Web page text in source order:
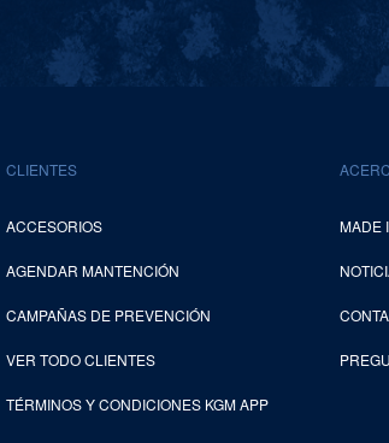
CLIENTES
ACCESORIOS
AGENDAR MANTENCIÓN
CAMPAÑAS DE PREVENCIÓN
VER TODO CLIENTES
TÉRMINOS Y CONDICIONES KGM APP
MADE